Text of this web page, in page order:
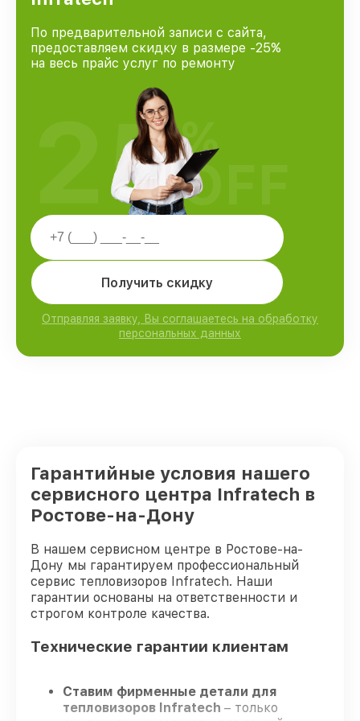
По предварительной записи с сайта,
предоставляем скидку в размере -25%
на весь прайс услуг по ремонту
Получить скидку
Отправляя заявку, Вы соглашаетесь на обработку
персональных данных
25%
OFF
Гарантийные условия нашего
сервисного центра Infratech в
Ростове-на-Дону
В нашем сервисном центре в Ростове-на-
Дону мы гарантируем профессиональный
сервис тепловизоров Infratech. Наши
гарантии основаны на ответственности и
строгом контроле качества.
Технические гарантии клиентам
Ставим фирменные детали для
тепловизоров Infratech – только